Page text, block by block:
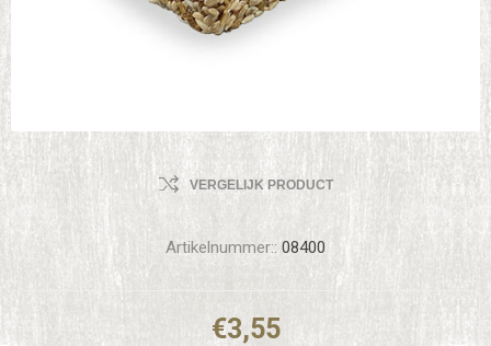
VERGELIJK PRODUCT
Artikelnummer:: 08400
€3,55